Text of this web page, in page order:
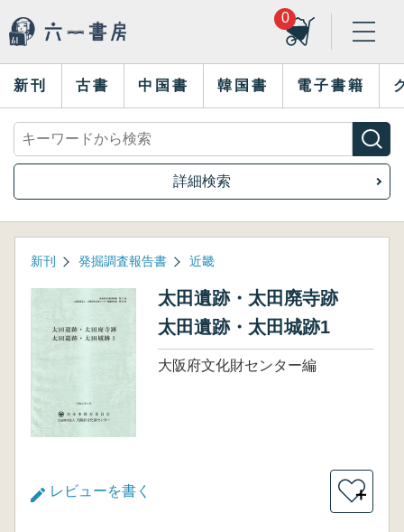
0
新刊 古書 中国書 韓国書 電子書籍
詳細検索
新刊 発掘調査報告書 近畿
太田遺跡・太田廃寺跡
太田遺跡・太田城跡1
大阪府文化財センター編
レビューを書く ＋